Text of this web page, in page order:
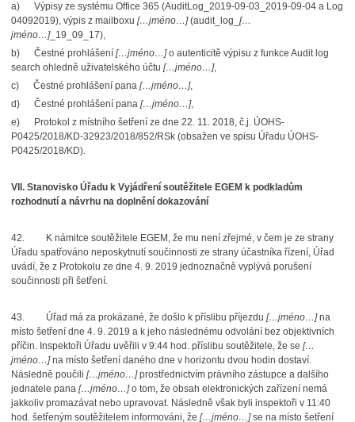
a)
Výpisy ze systému Office 365 (AuditLog_2019-09-03_2019-09-04 a Log
04092019), výpis z mailboxu […jméno…](audit_log_ […
jméno…]_19_09_17),
b)
Čestné prohlášení […jméno…]o autenticitě výpisu z funkce Audit log
search ohledně uživatelského účtu […jméno…],
c)
Čestné prohlášení pana […jméno…],
d)
Čestné prohlášení pana […jméno…],
e)
Protokol z místního šetření ze dne 22. 11. 2018, č.j. ÚOHS-
P0425/2018/KD-32923/2018/852/RSk (obsažen ve spisu Úřadu ÚOHS-
P0425/2018/KD).
VII. Stanovisko Úřadu k Vyjádření soutěžitele EGEM k podkladům
rozhodnutí a návrhu na doplnění dokazování
42.
K námitce soutěžitele EGEM, že mu není zřejmé, v čem je ze strany
Úřadu spatřováno neposkytnutí součinnosti ze strany účastníka řízení, Úřad
uvádí, že z Protokolu ze dne 4. 9. 2019 jednoznačně vyplývá porušení
součinnosti při šetření.
43. Úřad má za prokázané, že došlo k příslibu příjezdu […jméno…]na
místo šetření dne 4. 9. 2019 a k jeho následnému odvolání bez objektivních
příčin. Inspektoři Úřadu uvěřili v 9:44 hod. příslibu soutěžitele, že se […
jméno…]na místo šetření daného dne v horizontu dvou hodin dostaví.
Následně poučili […jméno…]prostřednictvím právního zástupce a dalšího
jednatele pana […jméno…]o tom, že obsah elektronických zařízení nemá
jakkoliv promazávat nebo upravovat. Následně však byli inspektoři v 11:40
hod. šetřeným soutěžitelem informováni, že […jméno…]se na místo šetření